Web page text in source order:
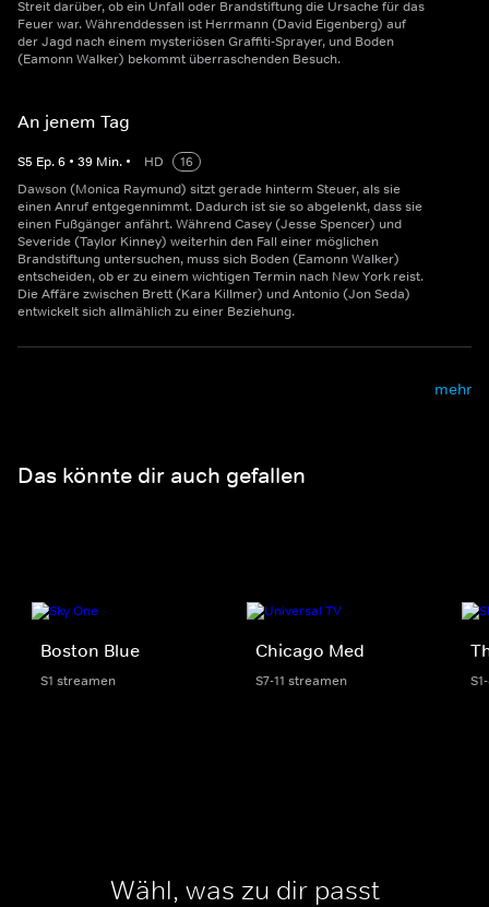
Streit darüber, ob ein Unfall oder Brandstiftung die Ursache für das
Feuer war. Währenddessen ist Herrmann (David Eigenberg) auf
der Jagd nach einem mysteriösen Graffiti-Sprayer, und Boden
(Eamonn Walker) bekommt überraschenden Besuch.
An jenem Tag
S5 Ep.6 • 39 Min. • HD
16
Dawson (Monica Raymund) sitzt gerade hinterm Steuer, als sie
einen Anruf entgegennimmt. Dadurch ist sie so abgelenkt, dass sie
einen Fußgänger anfährt. Während Casey (Jesse Spencer) und
Severide (Taylor Kinney) weiterhin den Fall einer möglichen
Brandstiftung untersuchen, muss sich Boden (Eamonn Walker)
entscheiden, ob er zu einem wichtigen Termin nach New York reist.
Die Affäre zwischen Brett (Kara Killmer) und Antonio (Jon Seda)
entwickelt sich allmählich zu einer Beziehung.
mehr
Das könnte dir auch gefallen
Boston Blue
S1 streamen
Chicago Med
S7-11 streamen
Wähl, was zu dir passt